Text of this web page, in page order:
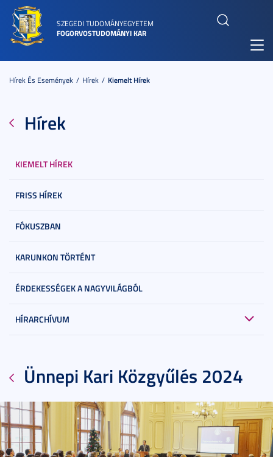
SZEGEDI TUDOMÁNYEGYETEM
FOGORVOSTUDOMÁNYI KAR
Hírek És Események Hírek Kiemelt Hírek
Hírek
KIEMELT HÍREK
FRISS HÍREK
FÓKUSZBAN
KARUNKON TÖRTÉNT
ÉRDEKESSÉGEK A NAGYVILÁGBÓL
HÍRARCHÍVUM
Ünnepi Kari Közgyűlés 2024